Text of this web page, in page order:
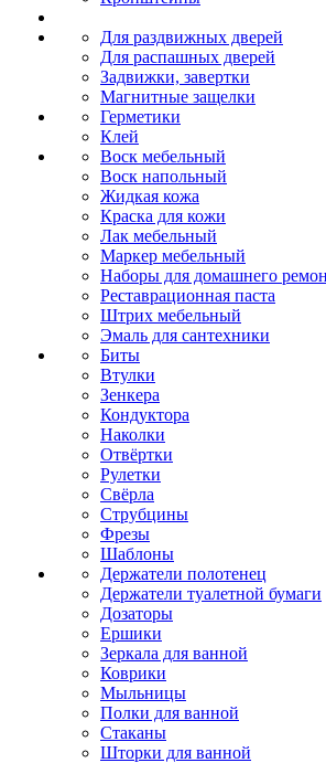
Для раздвижных дверей
Для распашных дверей
Задвижки, завертки
Магнитные защелки
Герметики
Клей
Воск мебельный
Воск напольный
Жидкая кожа
Краска для кожи
Лак мебельный
Маркер мебельный
Наборы для домашнего
Реставрационная паста
Штрих мебельный
Эмаль для сантехники
Биты
Втулки
Зенкера
Кондуктора
Наколки
Отвёртки
Рулетки
Свёрла
Струбцины
Фрезы
Шаблоны
Держатели полотенец
Держатели туалетной бумаги
Дозаторы
Ершики
Зеркала для ванной
Коврики
Мыльницы
Полки для ванной
Стаканы
Шторки для ванной